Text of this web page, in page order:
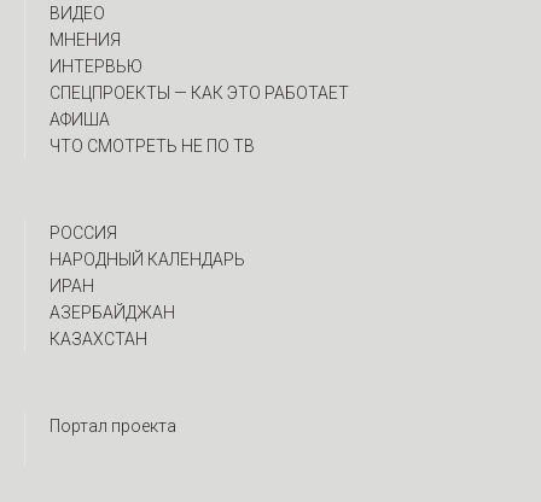
ВИДЕО
МНЕНИЯ
ИНТЕРВЬЮ
CПЕЦПРОЕКТЫ — КАК ЭТО РАБОТАЕТ
АФИША
ЧТО СМОТРЕТЬ НЕ ПО ТВ
РОССИЯ
НАРОДНЫЙ КАЛЕНДАРЬ
ИРАН
АЗЕРБАЙДЖАН
КАЗАХСТАН
Портал проекта